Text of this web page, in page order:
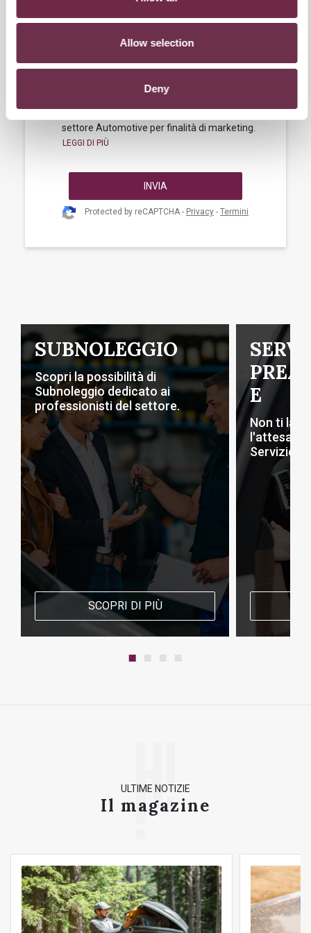
Allow selection
Deny
condizioni personali (anche finanziarie), per
potere ricevere offerte personalizzate.
Do il consenso al trattamento dei miei dati
settore Automotive per finalità di marketing.
INVIA
Protected by reCAPTCHA - Privacy - Termini
SUBNOLEGGIO
Scopri la possibilità di
Subnoleggio dedicato ai
professionisti del settore.
SCOPRI DI PIÙ
E
Non ti
l'attesa
Servizio
ULTIME NOTIZIE
Il magazine